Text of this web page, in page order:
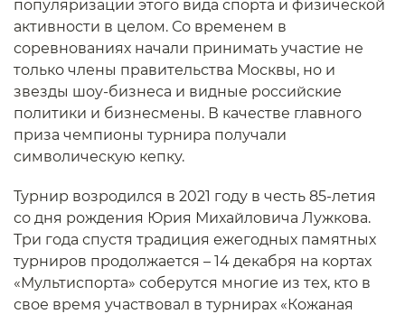
популяризации этого вида спорта и физической
активности в целом. Со временем в
соревнованиях начали принимать участие не
только члены правительства Москвы, но и
звезды шоу-бизнеса и видные российские
политики и бизнесмены. В качестве главного
приза чемпионы турнира получали
символическую кепку.
Турнир возродился в 2021 году в честь 85-летия
со дня рождения Юрия Михайловича Лужкова.
Три года спустя традиция ежегодных памятных
турниров продолжается – 14 декабря на кортах
«Мультиспорта» соберутся многие из тех, кто в
свое время участвовал в турнирах «Кожаная